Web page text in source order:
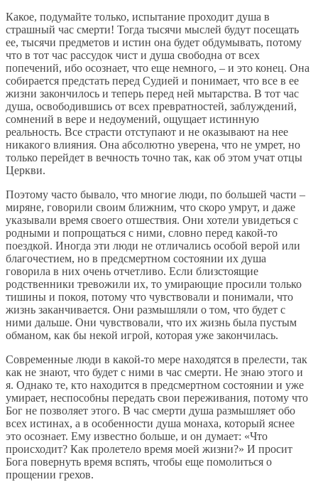
Какое, подумайте только, испытание проходит душа в
страшный час смерти! Тогда тысячи мыслей будут посещать
ее, тысячи предметов и истин она будет обдумывать, потому
что в тот час рассудок чист и душа свободна от всех
попечений, ибо осознает, что еще немного, – и это конец. Она
собирается предстать перед Судией и понимает, что все в ее
жизни закончилось и теперь перед ней мытарства. В тот час
душа, освободившись от всех превратностей, заблуждений,
сомнений в вере и недоумений, ощущает истинную
реальность. Все страсти отступают и не оказывают на нее
никакого влияния. Она абсолютно уверена, что не умрет, но
только перейдет в вечность точно так, как об этом учат отцы
Церкви.
Поэтому часто бывало, что многие люди, по большей части –
миряне, говорили своим ближним, что скоро умрут, и даже
указывали время своего отшествия. Они хотели увидеться с
родными и попрощаться с ними, словно перед какой-то
поездкой. Иногда эти люди не отличались особой верой или
благочестием, но в предсмертном состоянии их душа
говорила в них очень отчетливо. Если близстоящие
родственники тревожили их, то умирающие просили только
тишины и покоя, потому что чувствовали и понимали, что
жизнь заканчивается. Они размышляли о том, что будет с
ними дальше. Они чувствовали, что их жизнь была пустым
обманом, как бы некой игрой, которая уже закончилась.
Современные люди в какой-то мере находятся в прелести, так
как не знают, что будет с ними в час смерти. Не знаю этого и
я. Однако те, кто находится в предсмертном состоянии и уже
умирает, неспособны передать свои переживания, потому что
Бог не позволяет этого. В час смерти душа размышляет обо
всех истинах, а в особенности душа монаха, который яснее
это осознает. Ему известно больше, и он думает: «Что
происходит? Как пролетело время моей жизни?» И просит
Бога повернуть время вспять, чтобы еще помолиться о
прощении грехов.